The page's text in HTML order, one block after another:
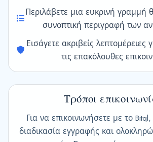
Περιλάβετε μια ευκρινή γραμμή
συνοπτική περιγραφή των
Εισάγετε ακριβείς λεπτομέρειες
τις επακόλουθες
Τρόποι
Για να επικοινωνήσετε με το
διαδικασία εγγραφής και